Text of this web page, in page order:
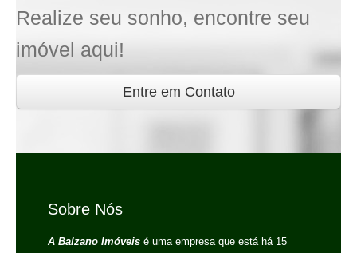
Realize seu sonho, encontre seu
imóvel aqui!
Entre em Contato
Sobre Nós
A Balzano Imóveis é uma empresa que está há 15